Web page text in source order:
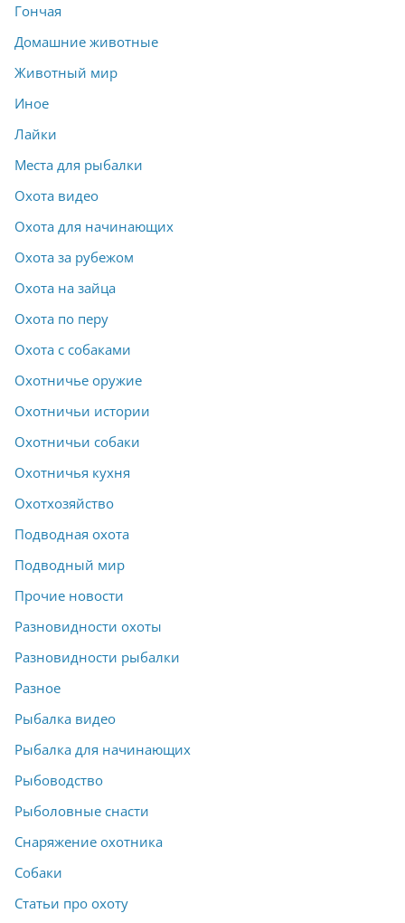
Гончая
Домашние животные
Животный мир
Иное
Лайки
Места для рыбалки
Охота видео
Охота для начинающих
Охота за рубежом
Охота на зайца
Охота по перу
Охота с собаками
Охотничье оружие
Охотничьи истории
Охотничьи собаки
Охотничья кухня
Охотхозяйство
Подводная охота
Подводный мир
Прочие новости
Разновидности охоты
Разновидности рыбалки
Разное
Рыбалка видео
Рыбалка для начинающих
Рыбоводство
Рыболовные снасти
Снаряжение охотника
Собаки
Статьи про охоту